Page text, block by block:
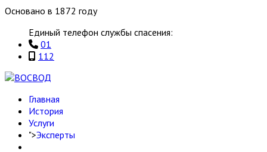
Основано в 1872 году
Единый телефон службы спасения:
01
112
Главная
История
Услуги
">Эксперты